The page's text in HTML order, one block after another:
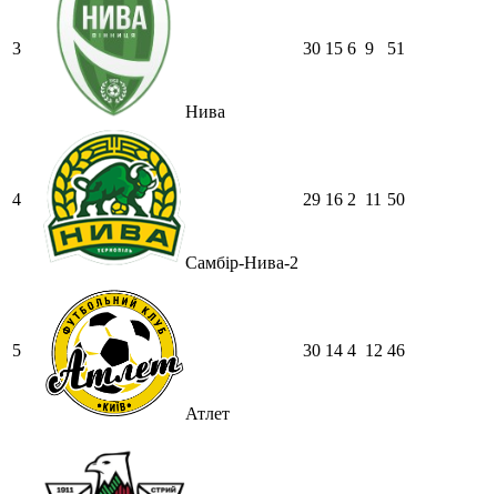
3
Нива
30 15 6 9 51
4
Самбір-Нива-2
29 16 2 11 50
5
Атлет
30 14 4 12 46